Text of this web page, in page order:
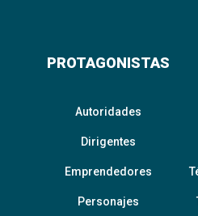
PROTAGONISTAS
Autoridades
Dirigentes
Emprendedores
Personajes